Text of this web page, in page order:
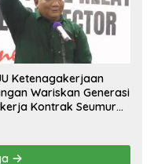
Ketenagakerjaan
Wariskan Generasi
Kontrak Seumur